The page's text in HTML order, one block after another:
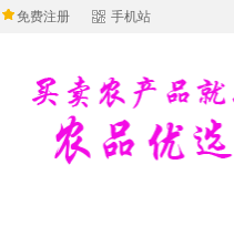
免费注册 手机站